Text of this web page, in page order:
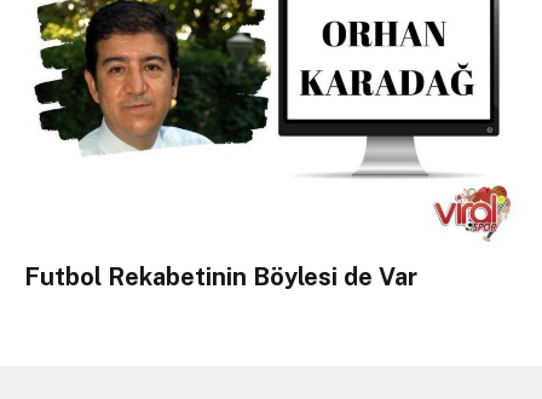
Futbol Rekabetinin Böylesi de Var